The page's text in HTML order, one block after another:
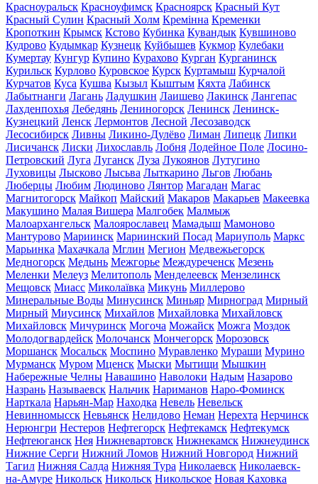
Красноуральск Красноуфимск Красноярск Красный Кут
Красный Сулин Красный Холм Кремінна Кременки
Кропоткин Крымск Кстово Кубинка Кувандык Кувшиново
Кудрово Кудымкар Кузнецк Куйбышев Кукмор Кулебаки
Кумертау Кунгур Купино Курахово Курган Курганинск
Курильск Курлово Куровское Курск Куртамыш Курчалой
Курчатов Куса Кушва Кызыл Кыштым Кяхта Лабинск
Лабытнанги Лагань Ладушкин Лаишево Лакинск Лангепас
Лахденпохья Лебедянь Лениногорск Ленинск Ленинск-
Кузнецкий Ленск Лермонтов Лесной Лесозаводск
Лесосибирск Ливны Ликино-Дулёво Лиман Липецк Липки
Лисичанск Лиски Лихославль Лобня Лодейное Поле Лосино-
Петровский Луга Луганск Луза Лукоянов Лутугино
Луховицы Лысково Лысьва Лыткарино Льгов Любань
Люберцы Любим Людиново Лянтор Магадан Магас
Магнитогорск Майкоп Майский Макаров Макарьев Макеевка
Макушино Малая Вишера Малгобек Малмыж
Малоархангельск Малоярославец Мамадыш Мамоново
Мантурово Мариинск Мариинский Посад Мариуполь Маркс
Марьинка Махачкала Мглин Мегион Медвежьегорск
Медногорск Медынь Межгорье Междуреченск Мезень
Меленки Мелеуз Мелитополь Менделеевск Мензелинск
Мещовск Миасс Миколаївка Микунь Миллерово
Минеральные Воды Минусинск Миньяр Мирноград Мирный
Мирный Миусинск Михайлов Михайловка Михайловск
Михайловск Мичуринск Могоча Можайск Можга Моздок
Молодогвардейск Молочанск Мончегорск Морозовск
Моршанск Мосальск Моспино Муравленко Мураши Мурино
Мурманск Муром Мценск Мыски Мытищи Мышкин
Набережные Челны Навашино Наволоки Надым Назарово
Назрань Называевск Нальчик Нариманов Наро-Фоминск
Нарткала Нарьян-Мар Находка Невель Невельск
Невинномысск Невьянск Нелидово Неман Нерехта Нерчинск
Нерюнгри Нестеров Нефтегорск Нефтекамск Нефтекумск
Нефтеюганск Нея Нижневартовск Нижнекамск Нижнеудинск
Нижние Серги Нижний Ломов Нижний Новгород Нижний
Тагил Нижняя Салда Нижняя Тура Николаевск Николаевск-
на-Амуре Никольск Никольск Никольское Новая Каховка